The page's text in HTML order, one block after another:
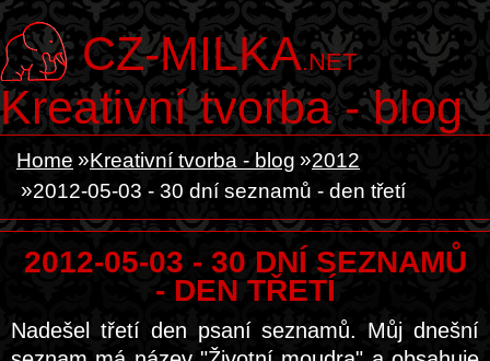
CZ-MILKA.NET
Kreativní tvorba - blog
Home Kreativní tvorba - blog
2012
2012-05-03 - 30 dní seznamů - den třetí
2012-05-03 - 30 DNÍ SEZNAMŮ
- DEN TŘETÍ
Nadešel třetí den psaní seznamů. Můj dnešní